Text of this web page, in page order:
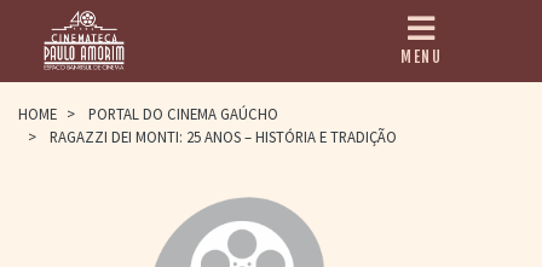
HOME
PAULO AMORIM
> HOMENAGEADOS
MENU
HOME >
PORTAL DO CINEMA GAÚCHO
>
RAGAZZI DEI MONTI: 25 ANOS – HISTÓRIA E TRADIÇÃO